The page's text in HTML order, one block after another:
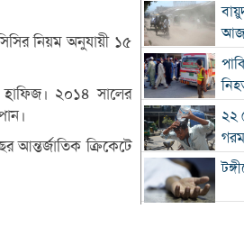
নিয়ম অনুযায়ী ১৫
হাফিজ। ২০১৪ সালের
আন্তর্জাতিক ক্রিকেটে
আজ
২২